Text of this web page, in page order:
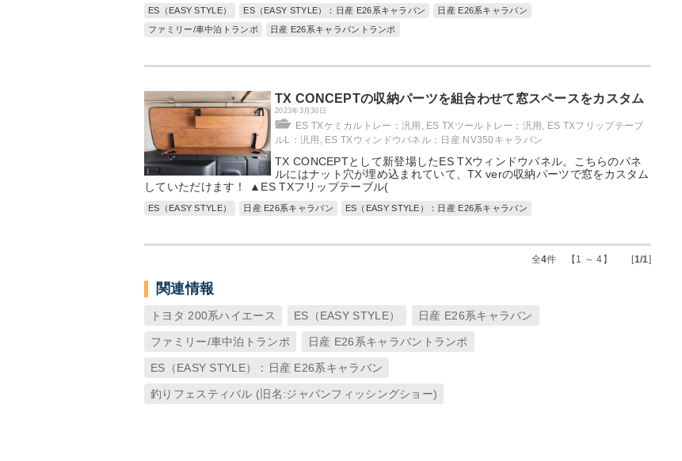
ES（EASY STYLE） ES（EASY STYLE）：日産 E26系キャラバン
日産 E26系キャラバン
ファミリー/車中泊トランポ
日産 E26系キャラバントランポ
TX CONCEPTの収納パーツを組合わせて窓スペースをカスタム
2023年3月30日
ES TXケミカルトレー：汎用 , ES TXツールトレー：汎用 , ES TXフリップテーブ
ルL：汎用 , ES TXウィンドウパネル：日産 NV350キャラバン
TX CONCEPTとして新登場したES TXウィンドウパネル。こちらのパネ
ルにはナット穴が埋め込まれていて、TX verの収納パーツで窓をカスタム
していただけます！ ▲ES TXフリップテーブル(
ES（EASY STYLE） 日産 E26系キャラバン ES（EASY STYLE）：日産 E26系キャラバン
全4件 【1 ～ 4】 [1/1]
関連情報
トヨタ 200系ハイエース ES（EASY STYLE） 日産 E26系キャラバン
ファミリー/車中泊トランポ 日産 E26系キャラバントランポ
ES（EASY STYLE）：日産 E26系キャラバン
釣りフェスティバル (旧名:ジャパンフィッシングショー)